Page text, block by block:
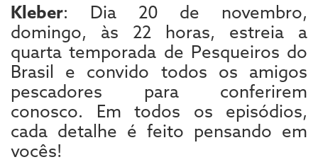
Kleber: Dia 20 de novembro,
domingo, às 22 horas, estreia a
quarta temporada de Pesqueiros do
Brasil e convido todos os amigos
pescadores para conferirem
conosco. Em todos os episódios,
cada detalhe é feito pensando em
vocês!